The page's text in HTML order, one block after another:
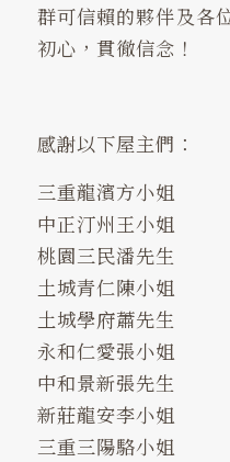
群可信賴的夥伴及各
初心，貫徹信念！
感謝以下屋主們：
三重龍濱方小姐
中正汀州王小姐
桃園三民潘先生
土城青仁陳小姐
土城學府蕭先生
永和仁愛張小姐
中和景新張先生
新莊龍安李小姐
三重三陽駱小姐